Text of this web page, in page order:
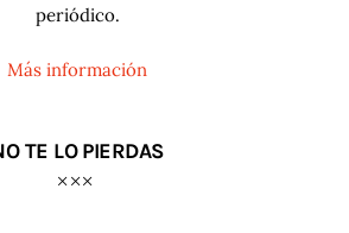
periódico.
Más información
TE LO PIERDAS